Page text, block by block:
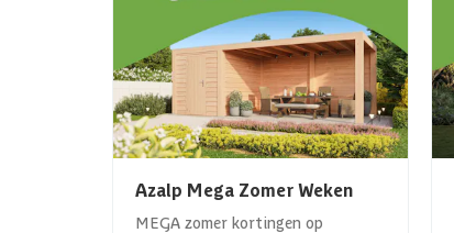
Azalp Mega Zomer Weken
MEGA zomer kortingen op